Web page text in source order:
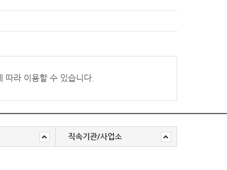
따라 이용할 수 있습니다.
직속기관/사업소